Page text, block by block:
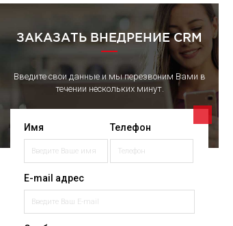
ЗАКАЗАТЬ ВНЕДРЕНИЕ CRM
Введите свои данные и мы перезвоним Вами в
течении нескольких минут.
Имя Телефон
E-mail адрес